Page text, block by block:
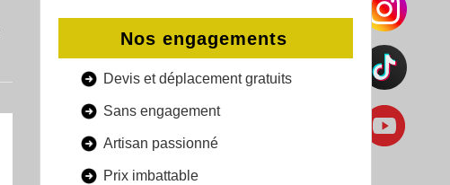
Nos engagements
Devis et déplacement gratuits
Sans engagement
Artisan passionné
Prix imbattable